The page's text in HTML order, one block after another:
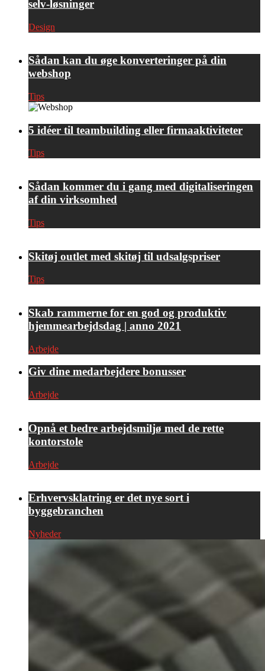
selv-løsninger
Design
Sådan kan du øge konverteringer på din
webshop
Tips
5 idéer til teambuilding eller firmaaktiviteter
Tips
Sådan kommer du i gang med digitaliseringen
af din virksomhed
Tips
Skitøj outlet med skitøj til udsalgspriser
Tips
Skab rammerne for en god og produktiv
hjemmearbejdsdag | anno 2021
Arbejde
Giv dine medarbejdere bonusser
Arbejde
Opnå et bedre arbejdsmiljø med de rette
kontorstole
Arbejde
Erhvervsklatring er det nye sort i
byggebranchen
Nyheder